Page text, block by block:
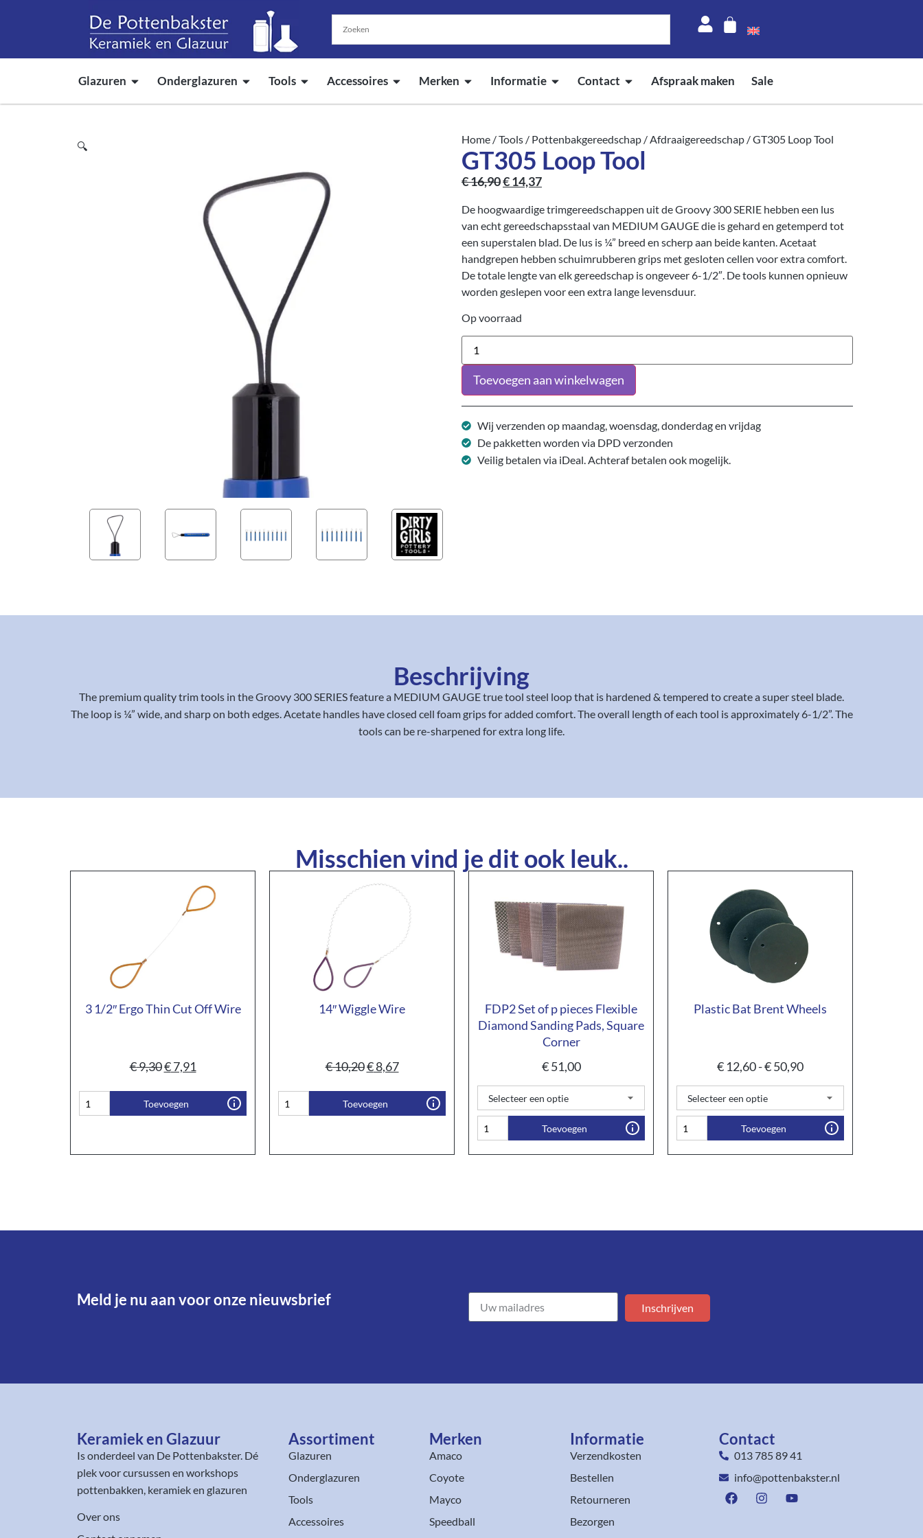
Glazuren Onderglazuren Tools Accessoires Merken Informatie Contact Afspraak maken Sale
🔍
Home /Tools / Pottenbakgereedschap /Afdraaigereedschap / GT305 Loop Tool
GT305 Loop Tool
€16,90€14,37
De hoogwaardige trimgereedschappen uit de Groovy 300 SERIE hebben een lus
van echt gereedschapsstaal van MEDIUM GAUGE die is gehard en getemperd tot
een superstalen blad. De lus is ¼” breed en scherp aan beide kanten. Acetaat
handgrepen hebben schuimrubberen grips met gesloten cellen voor extra comfort.
De totale lengte van elk gereedschap is ongeveer 6-1/2″. De tools kunnen opnieuw
worden geslepen voor een extra lange levensduur.
Op voorraad
Toevoegen aan winkelwagen
Wij verzenden op maandag, woensdag, donderdag en vrijdag
De pakketten worden via DPD verzonden
Veilig betalen via iDeal. Achteraf betalen ook mogelijk.
Beschrijving
The premium quality trim tools in the Groovy 300 SERIES feature a MEDIUM GAUGE true tool steel loop that is hardened & tempered to create a super steel blade.
The loop is ¼” wide, and sharp on both edges. Acetate handles have closed cell foam grips for added comfort. The overall length of each tool is approximately 6-1/2”. The
tools can be re-sharpened for extra long life.
Misschien vind je dit ook leuk..
3 1/2″ Ergo Thin Cut Off Wire
€9,30€7,91
Toevoegen
14″ Wiggle Wire
€10,20€8,67
Toevoegen
FDP2 Set of p pieces Flexible
Diamond Sanding Pads, Square
Corner
€51,00
Toevoegen
Plastic Bat Brent Wheels
€ 12,60-€50,90
Toevoegen
Meld je nu aan voor onze nieuwsbrief​ Inschrijven
Keramiek en Glazuur​
Is onderdeel van De Pottenbakster. Dé
plek voor cursussen en workshops
pottenbakken, keramiek en glazuren
Over ons
Assortiment​
Glazuren
Onderglazuren
Tools
Accessoires
Merken
Amaco
Coyote
Mayco
Speedball
Informatie
Verzendkosten
Bestellen
Retourneren
Bezorgen
Contact
013 785 89 41
info@pottenbakster.nl